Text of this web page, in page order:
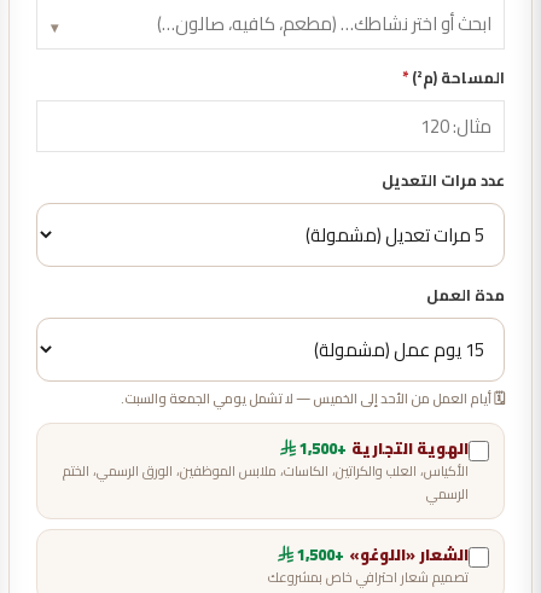
▾
المساحة (م²) *
عدد مرات التعديل
مدة العمل
🗓️ أيام العمل من الأحد إلى الخميس — لا تشمل يومي الجمعة والسبت.
الهوية التجارية +1,500
الأكياس، العلب والكراتين، الكاسات، ملابس الموظفين، الورق الرسمي، الختم
الرسمي
الشعار «اللوغو» +1,500
تصميم شعار احترافي خاص بمشروعك